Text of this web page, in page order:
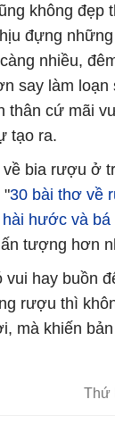
không đẹp
đựng
nhiều,
say làm loạn
thân cứ mãi
tạo ra.
bia rượu ở
"30 bài thơ về
hước và bá
tượng hơn
vui hay buồn
rượu thì
mà khiến
Thứ